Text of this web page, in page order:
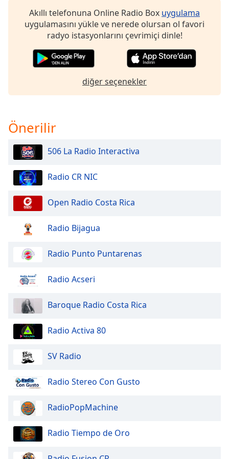
window.
the
Text
Opacity
Text
Background
Opacity
Caption
Background
Color
Font
Edge
Style
Akıllı telefonuna Online Radio Box uygulama
uygulamasını yükle ve nerede olursan ol favori
radyo istasyonlarını çevrimiçi dinle!
diğer seçenekler
Önerilir
506 La Radio Interactiva
Radio CR NIC
Open Radio Costa Rica
Radio Bijagua
Radio Punto Puntarenas
Radio Acseri
Baroque Radio Costa Rica
Radio Activa 80
SV Radio
Radio Stereo Con Gusto
RadioPopMachine
Radio Tiempo de Oro